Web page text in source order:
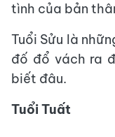
tình của bản
Tuổi Sửu là
đố đổ vách ra
biết đâu.
Tuổi Tuất